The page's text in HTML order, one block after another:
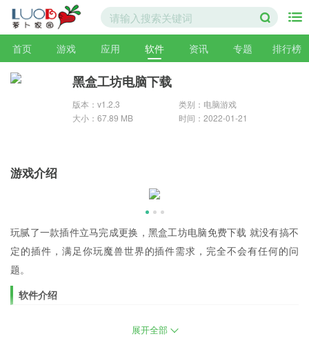
首页 游戏 应用 软件 资讯 专题 排行榜
黑盒工坊电脑下载
版本：v1.2.3
类别：电脑游戏
大小：67.89 MB
时间：2022-01-21
游戏介绍
玩腻了一款插件立马完成更换，黑盒工坊电脑免费下载 就没有搞不
定的插件，满足你玩魔兽世界的插件需求，完全不会有任何的问
题。
软件介绍
件、WA字符串、配置同步、云端备份、配置分享等功能，可以说游
展开全部